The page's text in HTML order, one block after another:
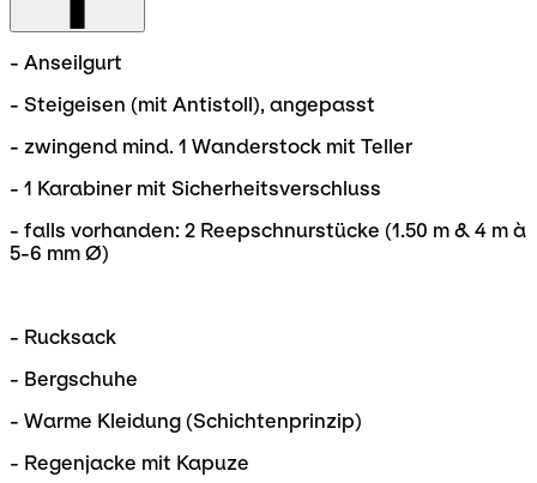
- Anseilgurt
- Steigeisen (mit Antistoll), angepasst
- zwingend mind. 1 Wanderstock mit Teller
- 1 Karabiner mit Sicherheitsverschluss
- falls vorhanden: 2 Reepschnurstücke (1.50 m & 4 m à
5-6 mm Ø)
- Rucksack
- Bergschuhe
- Warme Kleidung (Schichtenprinzip)
- Regenjacke mit Kapuze